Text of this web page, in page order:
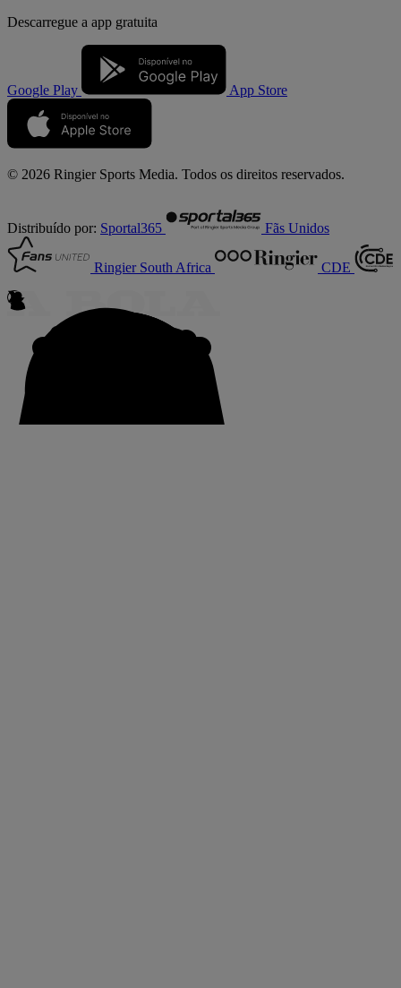
Descarregue a app gratuita
Google Play App Store
© 2026 Ringier Sports Media. Todos os direitos reservados.
Distribuído por: Sportal365 Fãs Unidos
Ringier South Africa CDE